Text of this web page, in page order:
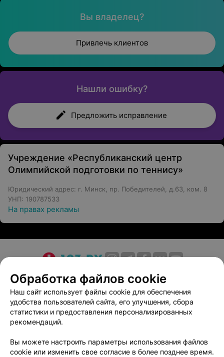
Вы владелец?
Привлечь клиентов
Нашли ошибку?
Предложить исправление
Учреждение «Республиканский центр
Олимпийской подготовки по теннису»
Юридический адрес: г. Минск, пр. Победителей, д.63, ком. 8
УНП: 190787533
На правах рекламы
О проекте Новости проекта
Размещение рекламы
Медицинский маркетинг
Публичный договор
Пользовательское соглашение
Способы оплаты
Вакансии
Партнеры
Написать в поддержку
Обработка файлов cookie
Наш сайт использует файлы cookie для обеспечения
удобства пользователей сайта, его улучшения, сбора
статистики и предоставления персонализированных
рекомендаций.
Вы можете настроить параметры использования файлов
cookie или изменить свое согласие в более позднее время.